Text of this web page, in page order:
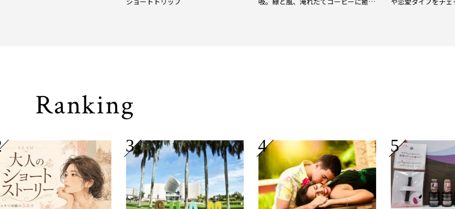
Ranking